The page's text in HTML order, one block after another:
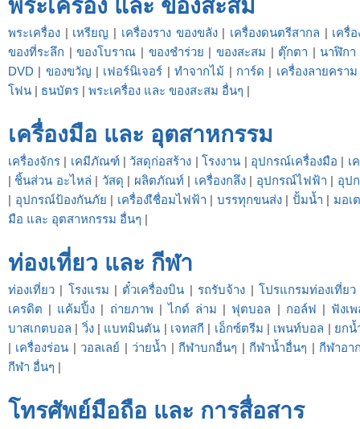
พระเครื่อง และ ของสะสม
พระเครื่อง | เหรียญ | เครื่องราง ของขลัง| เครื่องดนตรีสากล | เครื่
ของที่ระลึก |ของโบราณ | ของชำร่วย | ของสะสม | ตุ๊กตา |นาฬิกา
DVD | ของขวัญ | เฟอร์นิเจอร์ |ทำจากไม้ | การ์ด | เครื่องลายคราม
โฟน | ธนบัตร | พระเครื่อง และ ของสะสม อื่นๆ |
เครื่องมือ และ อุตสาหกรรม
เครื่องจักร | เคมีภัณฑ์| วัสดุก่อสร้าง |โรงงาน | อุปกรณ์เครื่องมือ | เ
| ชิ้นส่วน อะไหล่ | วัสดุ | ผลิตภัณท์ | เครื่องกลึง | อุปกรณ์ไฟฟ้า | อุป
| อุปกรณ์ป้องกันภัย | เครื่องเืชื่อมไฟฟ้า | บรรทุกขนส่ง| ปั้มน้ำ | มอเ
มือ และ อุตสาหกรรม อื่นๆ |
ท่องเที่ยว และ กีฬา
ท่องเที่ยว | โรงแรม | ตั๋วเครื่องบิน | รถรับจ้าง | โปรแกรมท่องเที่ยว
เครดิต | แค้มปิ้ง | ถ่ายภาพ |ไกด์ ล่าม | ฟุตบอล | กอล์ฟ | ฟังเพ
บาสเกตบอล | วิ่ง| แบทมินตัน | เจทสกี | เอ็กซ์ตรีม | เพนท์บอล | ยกน้
| เครื่องร่อน | วอลเลย์ | ว่ายน้ำ | กีฬาบกอื่นๆ | กีฬาน้ำอื่นๆ | กีฬาอา
กีฬา อื่นๆ |
โทรศัพย์มือถือ และ การสื่อสาร